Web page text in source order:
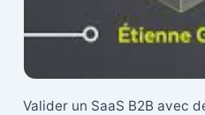
Valider un SaaS B2B avec